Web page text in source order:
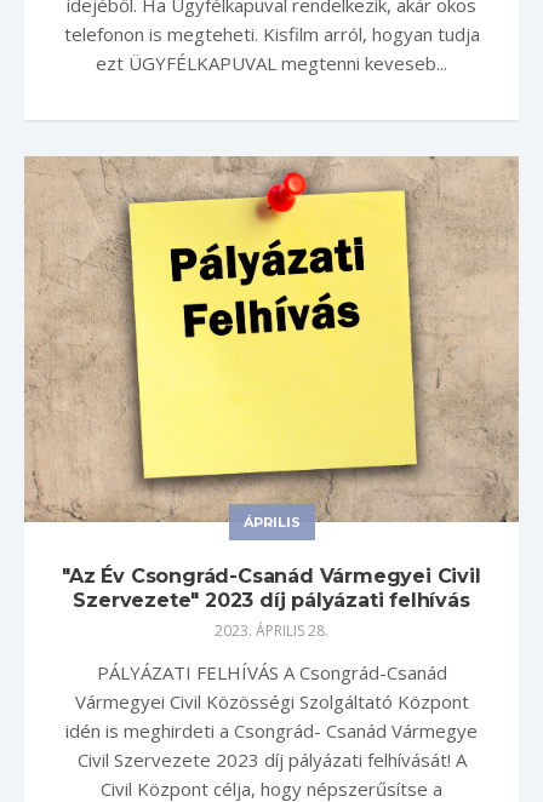
telefonon is megteheti. Kisfilm arról, hogyan tudja
ezt ÜGYFÉLKAPUVAL megtenni keveseb...
ÁPRILIS
"Az Év Csongrád-Csanád Vármegyei Civil
Szervezete" 2023 díj pályázati felhívás
2023. ÁPRILIS 28.
PÁLYÁZATI FELHÍVÁS A Csongrád-Csanád
Vármegyei Civil Közösségi Szolgáltató Központ
idén is meghirdeti a Csongrád- Csanád Vármegye
Civil Szervezete 2023 díj pályázati felhívását! A
Civil Központ célja, hogy népszerűsítse a